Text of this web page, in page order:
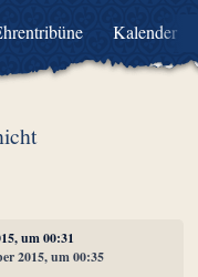
Kalender
um 00:31
2015, um 00:35